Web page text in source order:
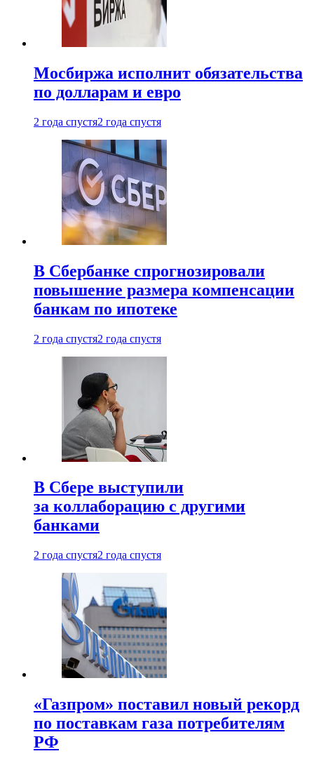
Мосбиржа исполнит обязательства
по долларам и евро
2 года спустя2 года спустя
В Сбербанке спрогнозировали
повышение размера компенсации
банкам по ипотеке
2 года спустя2 года спустя
В Сбере выступили
за коллаборацию с другими
банками
2 года спустя2 года спустя
«Газпром» поставил новый рекорд
по поставкам газа потребителям
РФ